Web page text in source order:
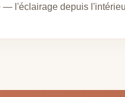
l'éclairage depuis